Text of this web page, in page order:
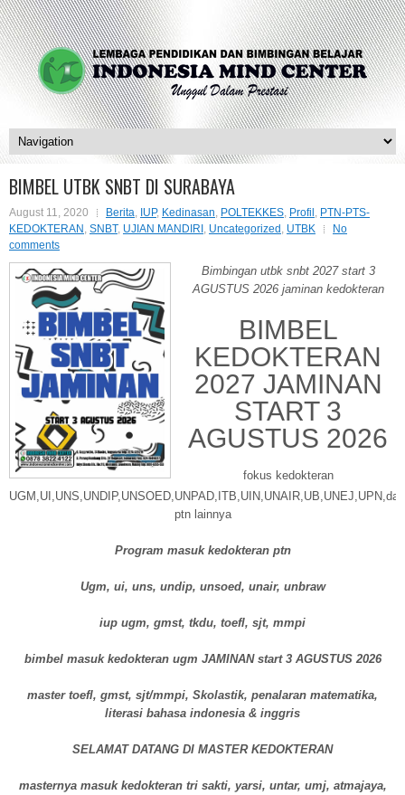
BIMBEL UTBK SNBT DI SURABAYA
August 11, 2020 Berita, IUP, Kedinasan, POLTEKKES, Profil , PTN-PTS-
KEDOKTERAN , SNBT, UJIAN MANDIRI , Uncategorized , UTBK
No
comments
Bimbingan utbk snbt 2027 start 3
AGUSTUS 2026 jaminan kedokteran
BIMBEL
KEDOKTERAN
2027 JAMINAN
START 3
AGUSTUS 2026
fokus kedokteran
UGM,UI,UNS,UNDIP,UNSOED,UNPAD,ITB,UIN,UNAIR,UB,UNEJ,UPN,dan
ptn lainnya
Program masuk kedokteran ptn
Ugm, ui, uns, undip, unsoed, unair, unbraw
iup ugm, gmst, tkdu, toefl, sjt, mmpi
bimbel masuk kedokteran ugm JAMINAN start 3 AGUSTUS 2026
master toefl, gmst, sjt/mmpi, Skolastik, penalaran matematika,
literasi bahasa indonesia & inggris
SELAMAT DATANG DI MASTER KEDOKTERAN
masternya masuk kedokteran tri sakti, yarsi, untar, umj, atmajaya,